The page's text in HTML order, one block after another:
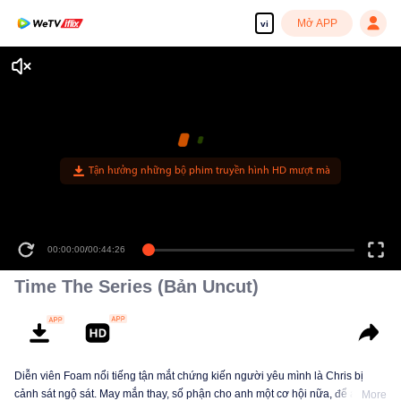
vi Mở APP
Tận hưởng những bộ phim truyền hình HD mượt mà
00:00:00/00:44:26
Time The Series (Bản Uncut)
Diễn viên Foam nổi tiếng tận mắt chứng kiến người yêu mình là Chris bị
cảnh sát ngộ sát. May mắn thay, số phận cho anh một cơ hội nữa, để anh trở
More